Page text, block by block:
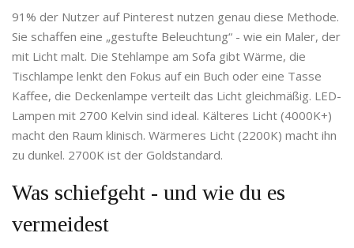
91% der Nutzer auf Pinterest nutzen genau diese Methode.
Sie schaffen eine „gestufte Beleuchtung“ - wie ein Maler, der
mit Licht malt. Die Stehlampe am Sofa gibt Wärme, die
Tischlampe lenkt den Fokus auf ein Buch oder eine Tasse
Kaffee, die Deckenlampe verteilt das Licht gleichmäßig. LED-
Lampen mit 2700 Kelvin sind ideal. Kälteres Licht (4000K+)
macht den Raum klinisch. Wärmeres Licht (2200K) macht ihn
zu dunkel. 2700K ist der Goldstandard.
Was schiefgeht - und wie du es
vermeidest